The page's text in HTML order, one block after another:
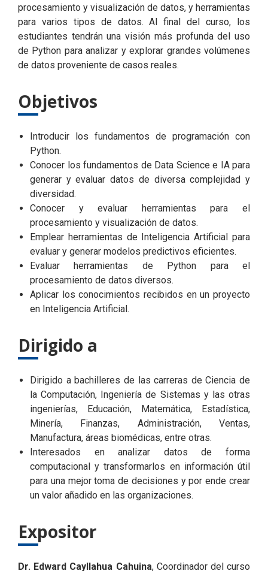
procesamiento y visualización de datos, y herramientas
para varios tipos de datos. Al final del curso, los
estudiantes tendrán una visión más profunda del uso
de Python para analizar y explorar grandes volúmenes
de datos proveniente de casos reales.
Objetivos
Introducir los fundamentos de programación con
Python.
Conocer los fundamentos de Data Science e IA para
generar y evaluar datos de diversa complejidad y
diversidad.
Conocer y evaluar herramientas para el
procesamiento y visualización de datos.
Emplear herramientas de Inteligencia Artificial para
evaluar y generar modelos predictivos eficientes.
Evaluar herramientas de Python para el
procesamiento de datos diversos.
Aplicar los conocimientos recibidos en un proyecto
en Inteligencia Artificial.
Dirigido a
Dirigido a bachilleres de las carreras de Ciencia de
la Computación, Ingeniería de Sistemas y las otras
ingenierías, Educación, Matemática, Estadística,
Minería, Finanzas, Administración, Ventas,
Manufactura, áreas biomédicas, entre otras.
Interesados en analizar datos de forma
computacional y transformarlos en información útil
para una mejor toma de decisiones y por ende crear
un valor añadido en las organizaciones.
Expositor
Dr. Edward Cayllahua Cahuina, Coordinador del curso